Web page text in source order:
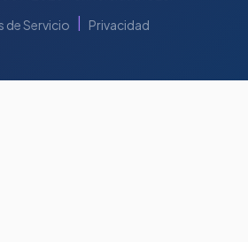
de Servicio
Privacidad